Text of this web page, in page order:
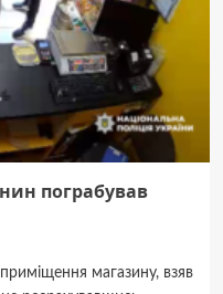
пограбував
магазину, взяв